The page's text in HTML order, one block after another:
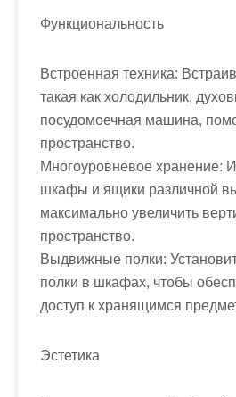
Функциональность
Встроенная техника:
такая как холодильник,
посудомоечная машина,
пространство.
Многоуровневое хранение:
шкафы и ящики различной
максимально увеличить
пространство.
Выдвижные полки:
полки в шкафах, чтобы
доступ к хранящимся
Эстетика